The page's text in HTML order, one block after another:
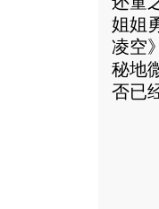
姐姐
凌空
秘地
否已